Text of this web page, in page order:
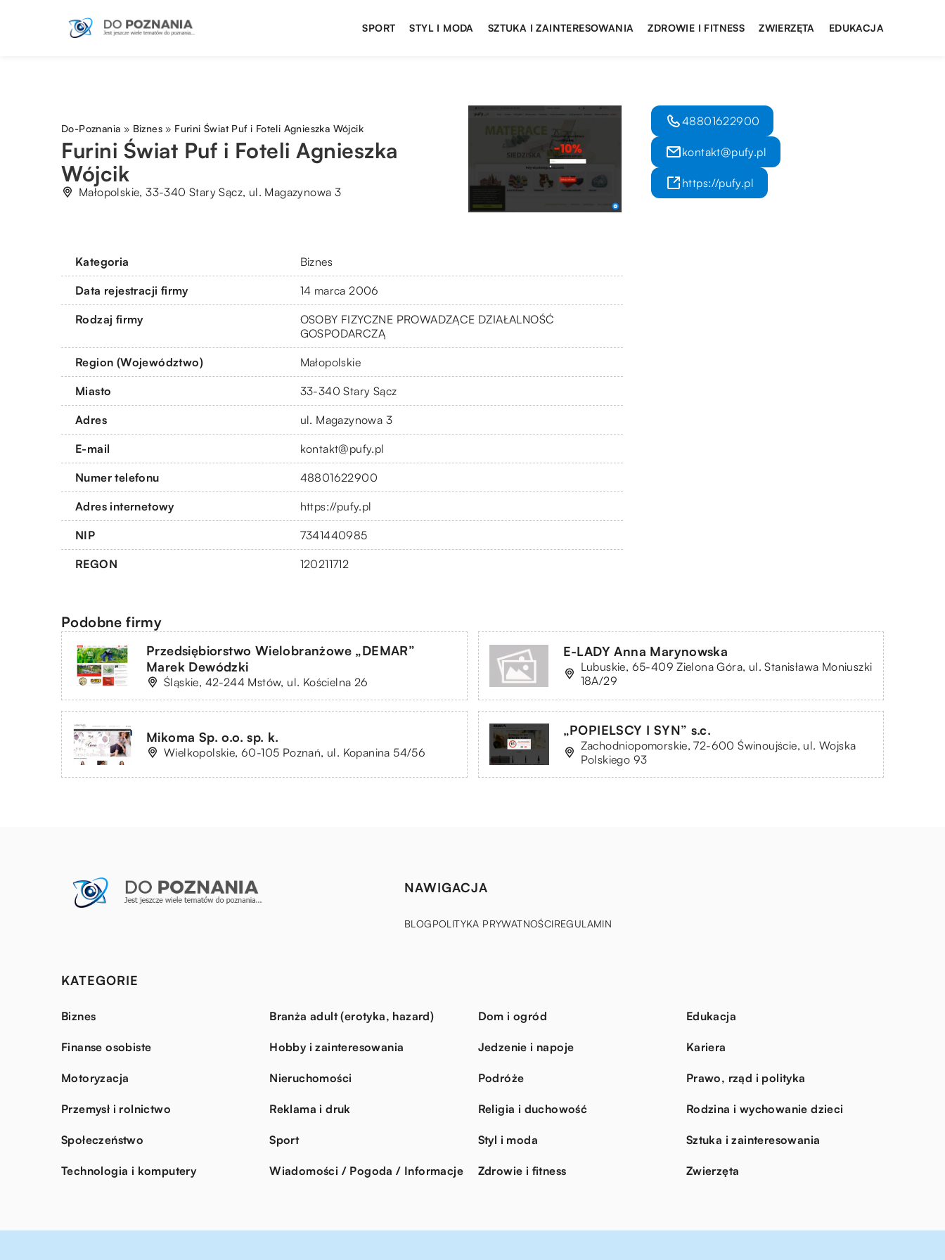
SPORT STYL I MODA SZTUKA I ZAINTERESOWANIA ZDROWIE I FITNESS ZWIERZĘTA EDUKACJA
Do-Poznania » Biznes » Furini Świat Puf i Foteli Agnieszka Wójcik
Furini Świat Puf i Foteli Agnieszka
Wójcik
Małopolskie, 33-340 Stary Sącz, ul. Magazynowa 3
Kategoria Biznes
Data rejestracji firmy 14 marca 2006
Rodzaj firmy
OSOBY FIZYCZNE PROWADZĄCE DZIAŁALNOŚĆ
GOSPODARCZĄ
Region (Województwo) Małopolskie
Miasto 33-340 Stary Sącz
Adres ul. Magazynowa 3
E-mail kontakt@pufy.pl
Numer telefonu 48801622900
Adres internetowy https://pufy.pl
NIP 7341440985
REGON 120211712
48801622900
kontakt@pufy.pl
https://pufy.pl
Podobne firmy
Przedsiębiorstwo Wielobranżowe „DEMAR”
Marek Dewódzki
Śląskie, 42-244 Mstów, ul. Kościelna 26
E-LADY Anna Marynowska
Lubuskie, 65-409 Zielona Góra, ul. Stanisława Moniuszki
18A/29
Mikoma Sp. o.o. sp. k.
Wielkopolskie, 60-105 Poznań, ul. Kopanina 54/56
„POPIELSCY I SYN” s.c.
Zachodniopomorskie, 72-600 Świnoujście, ul. Wojska
Polskiego 93
NAWIGACJA
BLOGPOLITYKA PRYWATNOŚCIREGULAMIN
KATEGORIE
Biznes Branża adult (erotyka, hazard) Dom i ogród Edukacja
Finanse osobiste Hobby i zainteresowania Jedzenie i napoje Kariera
Motoryzacja Nieruchomości Podróże Prawo, rząd i polityka
Przemysł i rolnictwo Reklama i druk Religia i duchowość Rodzina i wychowanie dzieci
Społeczeństwo Sport Styl i moda Sztuka i zainteresowania
Technologia i komputery Wiadomości / Pogoda / Informacje Zdrowie i fitness Zwierzęta